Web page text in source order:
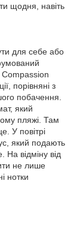
щодня, навіть
для себе або
Compassion
порівняні з
побачення.
який
пляжі. Там
У повітрі
який подають
відміну від
не лише
нотки